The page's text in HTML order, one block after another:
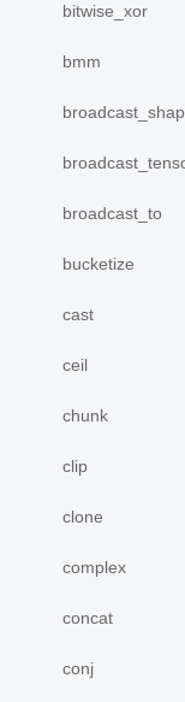
bitwise_xor
bmm
broadcast_to
bucketize
cast
ceil
chunk
clip
clone
complex
concat
conj